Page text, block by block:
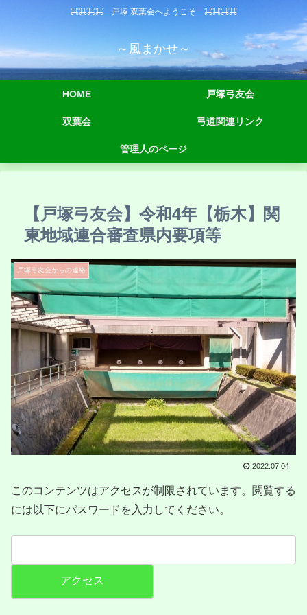
⌘⌘⌘⌘ 戸塚 双葉会へようこそ ⌘⌘⌘⌘
～風まかせ～
HOME 戸塚弓友会
双葉会 弓道関連リンク
管理人のページ
【戸塚弓友会】令和4年【栃木】関
東地域連合審査県内要項等
戸塚弓友会からの連絡
2022.07.04
このコンテンツはアクセスが制限されています。閲覧する
には以下にパスワードを入力してください。